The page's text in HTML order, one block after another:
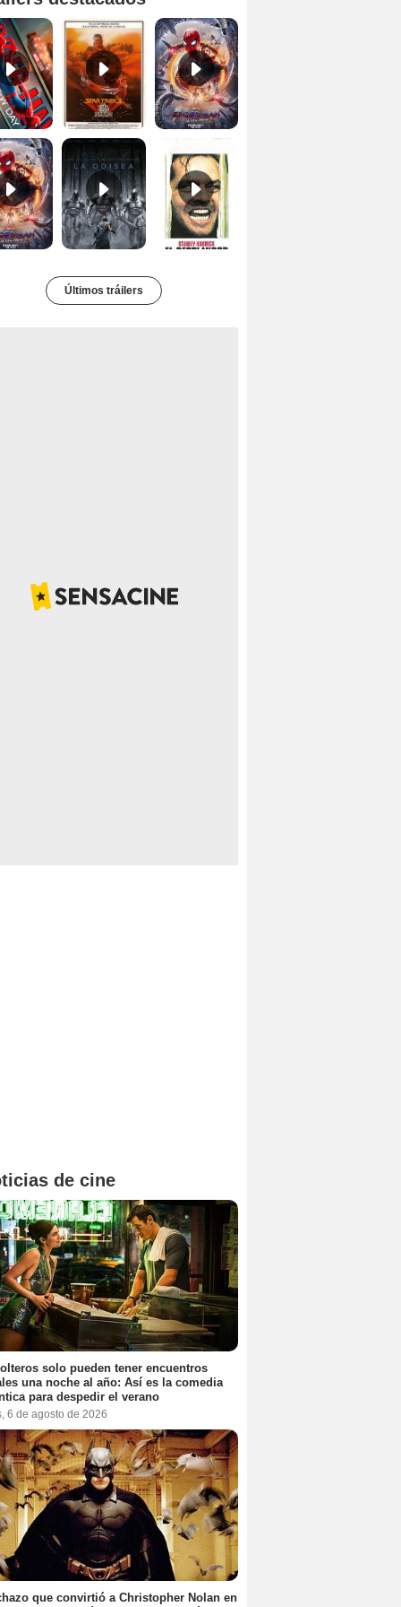
Spider-Man: Brand New Day Tráiler (3) Star Trek II: la ira de Khan Tráiler VO
Tráiler 'Spider-Man: No Way Home' La Odisea Tráiler (3) El resplandor Tráiler
Últimos tráilers
de cine
solo pueden tener encuentros
una noche al año: Así es la comedia
para despedir el verano
6 de agosto de 2026
que convirtió a Christopher Nolan en